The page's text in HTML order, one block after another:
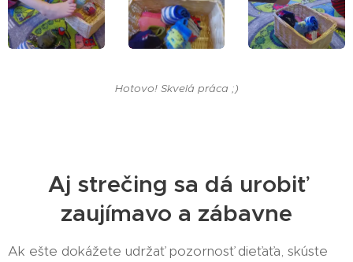
Hotovo! Skvelá práca ;)
Aj strečing sa dá urobiť
zaujímavo a zábavne
Ak ešte dokážete udržať pozornosť dieťaťa, skúste